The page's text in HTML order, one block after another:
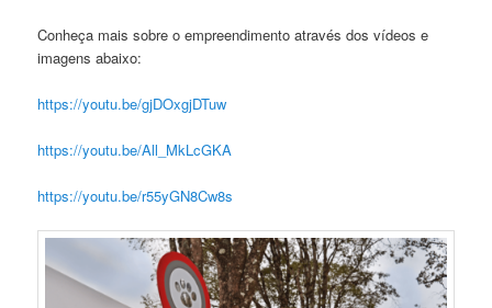
Conheça mais sobre o empreendimento através dos vídeos e
imagens abaixo:
https://youtu.be/gjDOxgjDTuw
https://youtu.be/All_MkLcGKA
https://youtu.be/r55yGN8Cw8s